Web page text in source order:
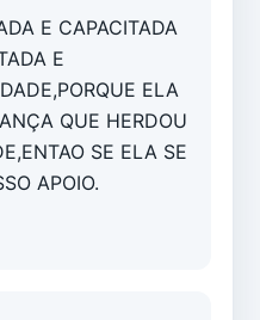
E CAPACITADA
E
ELA
QUE HERDOU
SE ELA SE
APOIO.